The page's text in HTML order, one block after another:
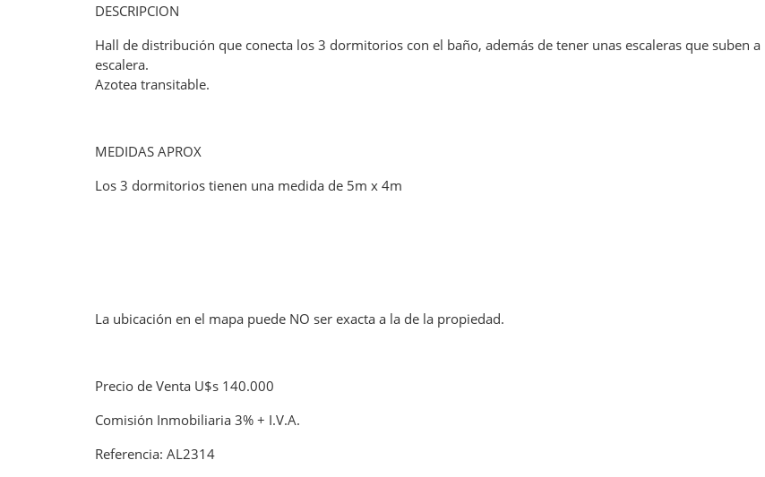
DESCRIPCION
Hall de distribución que conecta los 3 dormitorios con el baño, además de tener unas escaleras que suben
escalera.
Azotea transitable.
MEDIDAS APROX
Los 3 dormitorios tienen una medida de 5m x 4m
La ubicación en el mapa puede NO ser exacta a la de la propiedad.
Precio de Venta U$s 140.000
Comisión Inmobiliaria 3% + I.V.A.
Referencia: AL2314